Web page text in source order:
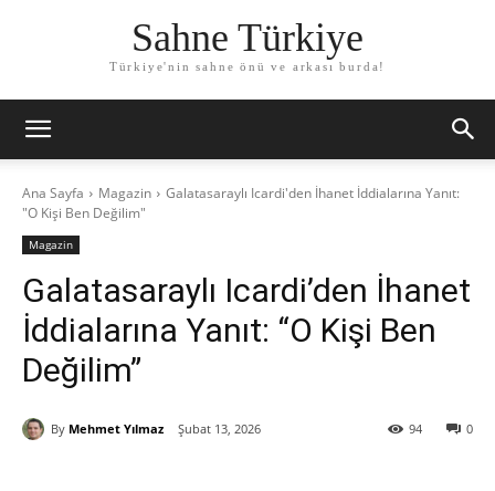
Sahne Türkiye
Türkiye'nin sahne önü ve arkası burda!
Ana Sayfa Magazin
Galatasaraylı Icardi'den İhanet İddialarına Yanıt:
"O Kişi Ben Değilim"
Magazin
Galatasaraylı Icardi’den İhanet
İddialarına Yanıt: “O Kişi Ben
Değilim”
By Mehmet Yılmaz Şubat 13, 2026 0
94